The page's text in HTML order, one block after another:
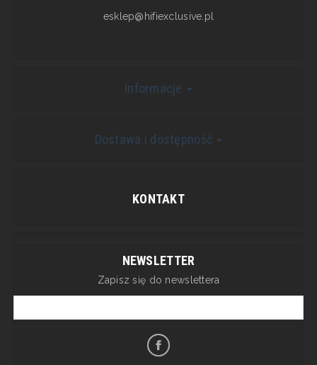
esklep@hifiexclusive.pl
Informacje
Dostawa i dostępność
KONTAKT
NEWSLETTER
Zapisz się do newslettera